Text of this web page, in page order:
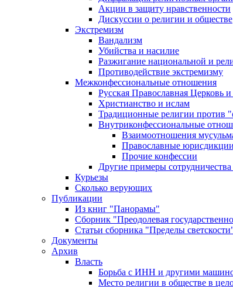
Акции в защиту нравственности
Дискуссии о религии и обществе
Экстремизм
Вандализм
Убийства и насилие
Разжигание национальной и
Противодействие экстремизму
Межконфессиональные отношения
Русская Православная Церковь
Христианство и ислам
Традиционные религии против
Внутриконфессиональные
Взаимоотношения
Православные юрисдикции
Прочие конфессии
Другие примеры
Курьезы
Сколько верующих
Публикации
Из книг "Панорамы"
Сборник "Преодолевая
Статьи сборника "Пределы
Документы
Архив
Власть
Борьба с ИНН и другими
Место религии в обществе в